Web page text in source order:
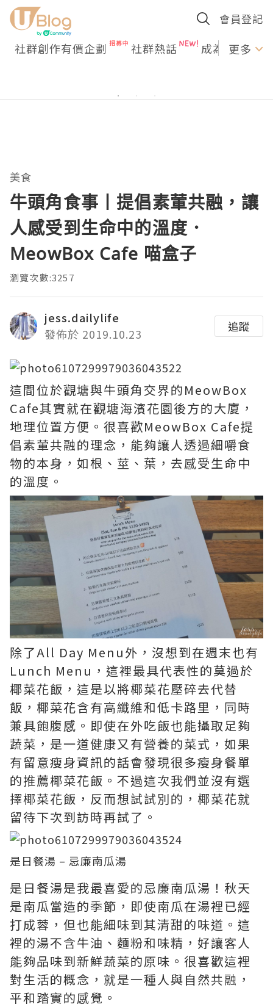
會員登記
社群創作有價企劃 社群熱話 成為U更多
美食
牛頭角食事丨提倡素葷共融，讓
人感受到生命中的溫度．
MeowBox Cafe 喵盒子
瀏覽次數:3257
jess.dailylife
發佈於 2019.10.23
追蹤
這間位於觀塘與牛頭角交界的MeowBox
Cafe其實就在觀塘海濱花園後方的大廈，
地理位置方便。很喜歡MeowBox Cafe提
倡素葷共融的理念，能夠讓人透過細嚼食
物的本身，如根、莖、葉，去感受生命中
的溫度。
除了All Day Menu外，沒想到在週末也有
Lunch Menu，這裡最具代表性的莫過於
椰菜花飯，這是以將椰菜花壓碎去代替
飯，椰菜花含有高纖維和低卡路里，同時
兼具飽腹感。即使在外吃飯也能攝取足夠
蔬菜，是一道健康又有營養的菜式，如果
有留意瘦身資訊的話會發現很多瘦身餐單
的推薦椰菜花飯。不過這次我們並沒有選
擇椰菜花飯，反而想試試別的，椰菜花就
留待下次到訪時再試了。
是日餐湯 – 忌廉南瓜湯
是日餐湯是我最喜愛的忌廉南瓜湯！秋天
是南瓜當造的季節，即使南瓜在湯裡已經
打成蓉，但也能細味到其清甜的味道。這
裡的湯不含牛油、麵粉和味精，好讓客人
能夠品味到新鮮蔬菜的原味。很喜歡這裡
對生活的概念，就是一種人與自然共融，
平和踏實的感覺。